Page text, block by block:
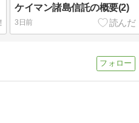
ケイマン諸島信託の概要(2)
3日前